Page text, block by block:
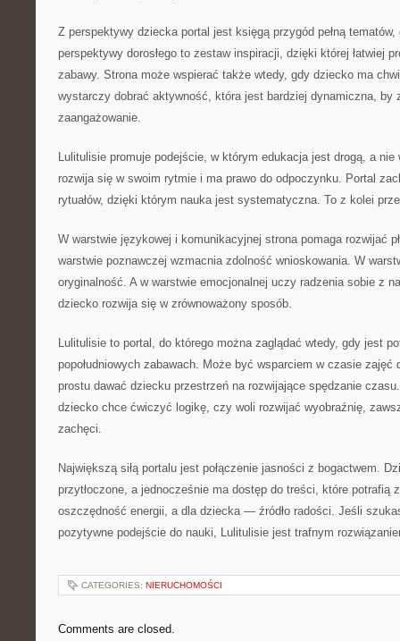
Z perspektywy dziecka portal jest księgą przygód pełną
perspektywy dorosłego to zestaw inspiracji, dzięki której łatwiej
zabawy. Strona może wspierać także wtedy, gdy dziecko ma
wystarczy dobrać aktywność, która jest bardziej dynamiczna, by
zaangażowanie.
Lulitulisie promuje podejście, w którym edukacja jest drogą, a
rozwija się w swoim rytmie i ma prawo do odpoczynku. Portal
rytuałów, dzięki którym nauka jest systematyczna. To z kolei
W warstwie językowej i komunikacyjnej strona pomaga rozwijać
warstwie poznawczej wzmacnia zdolność wnioskowania. W
oryginalność. A w warstwie emocjonalnej uczy radzenia sobie z
dziecko rozwija się w zrównoważony sposób.
Lulitulisie to portal, do którego można zaglądać wtedy, gdy jest
popołudniowych zabawach. Może być wsparciem w czasie zajęć
prostu dawać dziecku przestrzeń na rozwijające spędzanie
dziecko chce ćwiczyć logikę, czy woli rozwijać wyobraźnię,
zachęci.
Największą siłą portalu jest połączenie jasności z bogactwem.
przytłoczone, a jednocześnie ma dostęp do treści, które potrafią
oszczędność energii, a dla dziecka — źródło radości. Jeśli
pozytywne podejście do nauki, Lulitulisie jest trafnym
CATEGORIES: NIERUCHOMOŚCI
Comments are closed.